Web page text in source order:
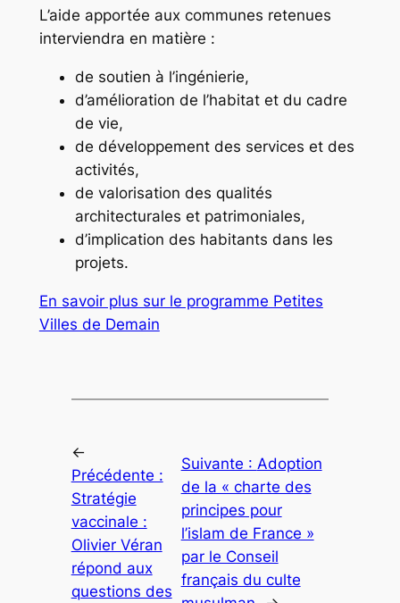
L’aide apportée aux communes retenues
interviendra en matière :
de soutien à l’ingénierie,
d’amélioration de l’habitat et du cadre
de vie,
de développement des services et des
activités,
de valorisation des qualités
architecturales et patrimoniales,
d’implication des habitants dans les
projets.
En savoir plus sur le programme Petites
Villes de Demain
←
Précédente :
Stratégie
vaccinale :
Olivier Véran
répond aux
questions des
Suivante : Adoption
de la « charte des
principes pour
l’islam de France »
par le Conseil
français du culte